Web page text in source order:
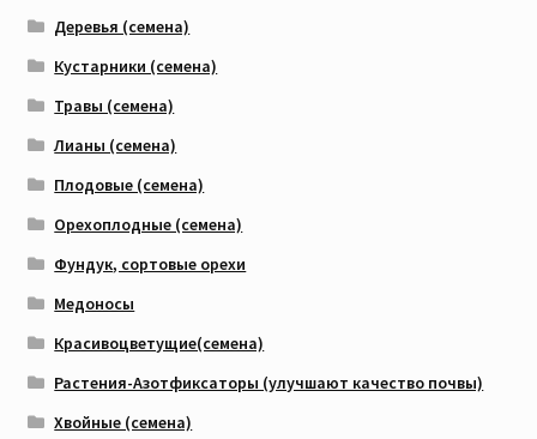
Деревья (семена)
Кустарники (семена)
Травы (семена)
Лианы (семена)
Плодовые (семена)
Орехоплодные (семена)
Фундук, сортовые орехи
Медоносы
Красивоцветущие(семена)
Растения-Азотфиксаторы (улучшают качество почвы)
Хвойные (семена)